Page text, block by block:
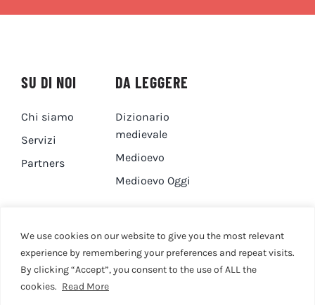
We use cookies on our website to give you the most relevant
experience by remembering your preferences and repeat visits.
By clicking “Accept”, you consent to the use of ALL the
cookies. Read More
SU DI NOI
Chi siamo
Servizi
Partners
DA LEGGERE
Dizionario
medievale
Medioevo
Medioevo Oggi
DA GUARDARE
Canale YouTube
CONTATTI
Contatti